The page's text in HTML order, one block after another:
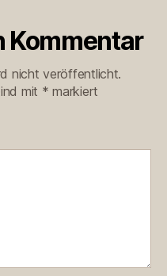
Kommentar
nicht veröffentlicht.
mit * markiert